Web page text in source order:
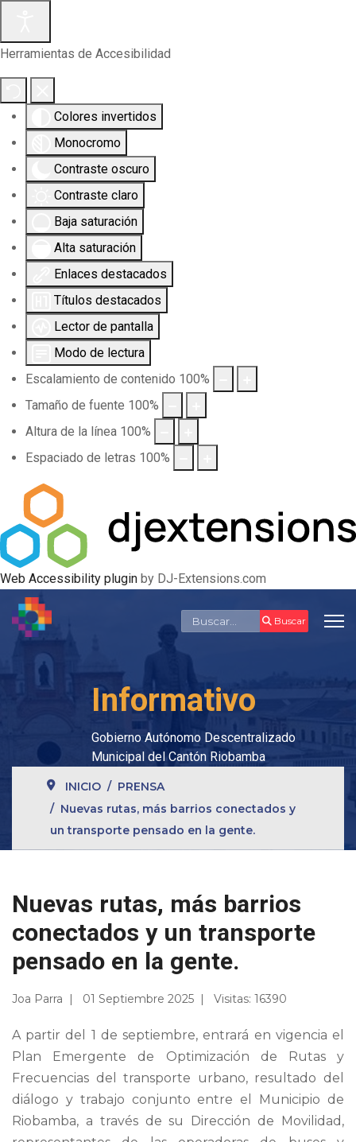
Herramientas de Accesibilidad
Colores invertidos
Monocromo
Contraste oscuro
Contraste claro
Baja saturación
Alta saturación
Enlaces destacados
Títulos destacados
Lector de pantalla
Modo de lectura
Escalamiento de contenido 100%
Tamaño de fuente 100%
Altura de la línea 100%
Espaciado de letras 100%
Web Accessibility plugin by DJ-Extensions.com
Buscar Buscar
Informativo
Gobierno Autónomo Descentralizado
Municipal del Cantón Riobamba
INICIO
PRENSA
Nuevas rutas, más barrios conectados y
un transporte pensado en la gente.
Nuevas rutas, más barrios
conectados y un transporte
pensado en la gente.
Joa Parra 01 Septiembre 2025 Visitas: 16390
A partir del 1 de septiembre, entrará en vigencia el
Plan Emergente de Optimización de Rutas y
Frecuencias del transporte urbano, resultado del
diálogo y trabajo conjunto entre el Municipio de
Riobamba, a través de su Dirección de Movilidad,